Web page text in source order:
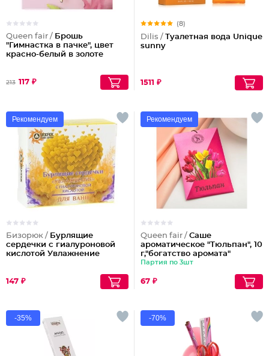
Queen fair / Брошь
"Гимнастка в пачке", цвет
красно-белый в золоте
213 117 ₽
(8)
Dilis / Туалетная вода Unique
sunny
1511 ₽
Рекомендуем
Бизорюк / Бурлящие
сердечки с гиалуроновой
кислотой Увлажнение
147 ₽
Рекомендуем
Queen fair / Саше
ароматическое "Тюльпан", 10
г,"богатство аромата"
Партия по 3шт
67 ₽
-35% -70%